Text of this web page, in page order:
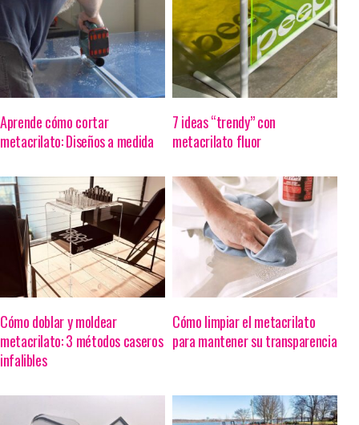
Aprende cómo cortar
metacrilato: Diseños a medida
7 ideas “trendy” con
metacrilato fluor
Cómo doblar y moldear
metacrilato: 3 métodos caseros
infalibles
Cómo limpiar el metacrilato
para mantener su transparencia